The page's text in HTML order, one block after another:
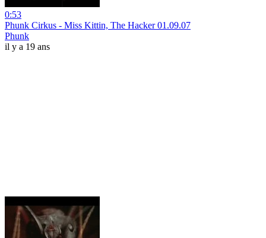
0:53
Phunk Cirkus - Miss Kittin, The Hacker 01.09.07
Phunk
il y a 19 ans